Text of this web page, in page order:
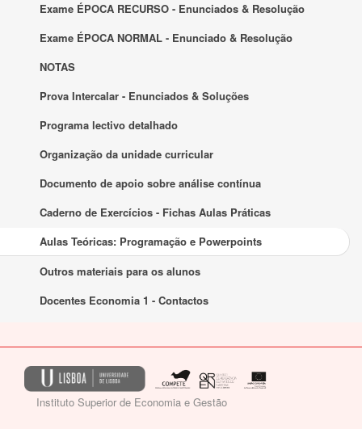
Exame ÉPOCA RECURSO - Enunciados & Resolução
Exame ÉPOCA NORMAL - Enunciado & Resolução
NOTAS
Prova Intercalar - Enunciados & Soluções
Programa lectivo detalhado
Organização da unidade curricular
Documento de apoio sobre análise contínua
Caderno de Exercícios - Fichas Aulas Práticas
Aulas Teóricas: Programação e Powerpoints
Outros materiais para os alunos
Docentes Economia 1 - Contactos
Instituto Superior de Economia e Gestão